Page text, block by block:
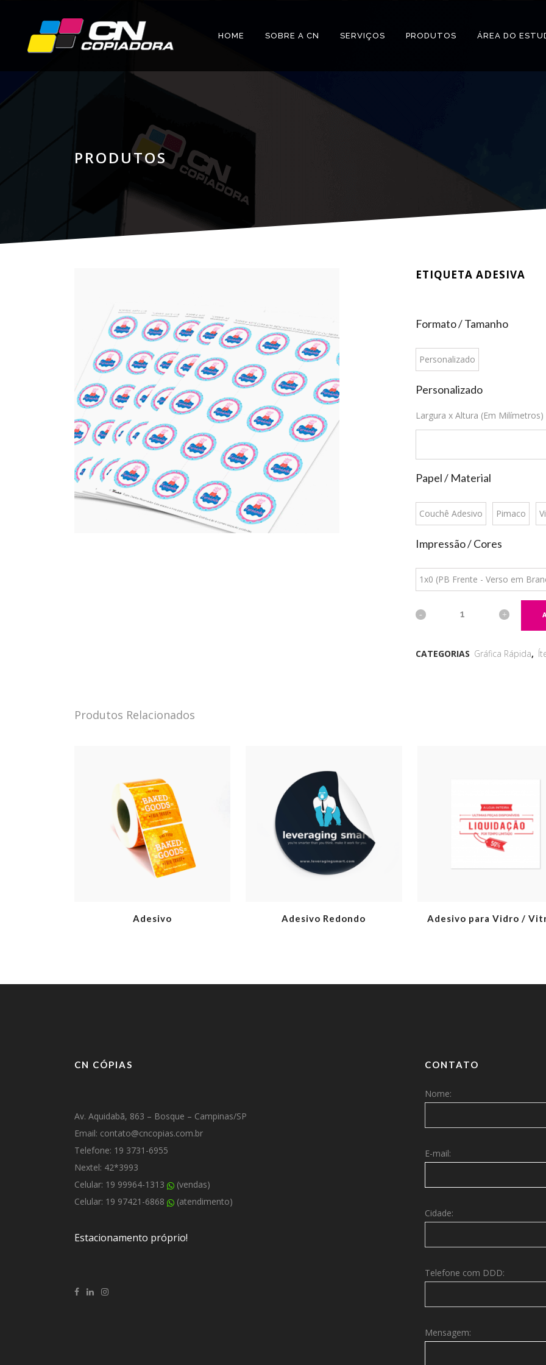
HOME SOBRE A CN SERVIÇOS PRODUTOS ÁREA DO
PRODUTOS
ETIQUETA ADESIVA
Formato / Tamanho
Personalizado
Personalizado
Largura x Altura (Em Milímetros)
Papel / Material
Couchê Adesivo Pimaco
Impressão / Cores
1x0 (PB Frente - Verso em
CATEGORIAS Gráfica Rápida,
Produtos Relacionados
Adesivo Adesivo Redondo Adesivo para Vidro /
CN CÓPIAS
Av. Aquidabã, 863 – Bosque – Campinas/SP
Email: contato@cncopias.com.br
Telefone: 19 3731-6955
Nextel: 42*3993
Celular: 19 99964-1313
(vendas)
Celular: 19 97421-6868
(atendimento)
Estacionamento próprio!
CONTATO
Nome:
E-mail:
Cidade:
Telefone com DDD:
Mensagem: